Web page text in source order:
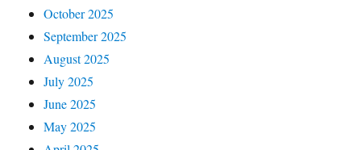
October 2025
September 2025
August 2025
July 2025
June 2025
May 2025